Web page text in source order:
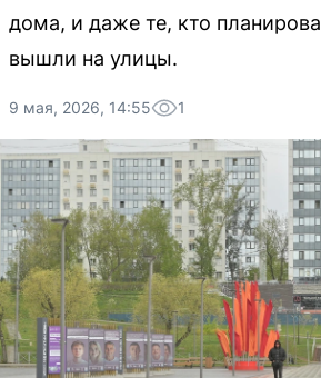
дома, и даже те, кто
вышли на улицы.
9 мая, 2026, 14:55 1